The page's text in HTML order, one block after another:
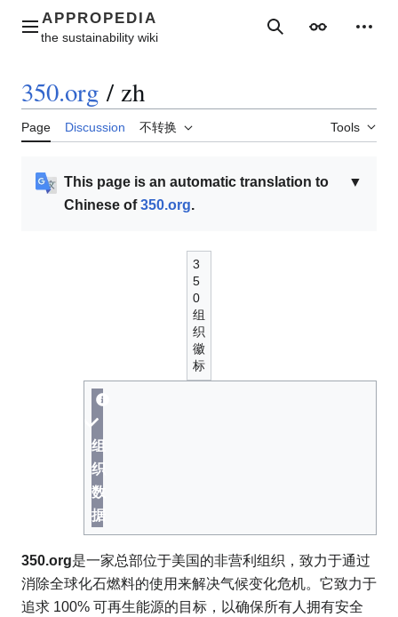
contentMain menu SearchAppearance
350.org / zh
Page Discussion 不转换 Tools
▼
This page is an automatic translation to
Chinese of350.org.
3
5
0
组
织
徽
标
组
织
数
据
350.org是一家总部位于美国的非营利组织，致力于通过
消除全球化石燃料的使用来解决气候变化危机。它致力于
追求 100% 可再生能源的目标，以确保所有人拥有安全